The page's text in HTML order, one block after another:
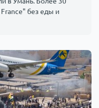
без еды и